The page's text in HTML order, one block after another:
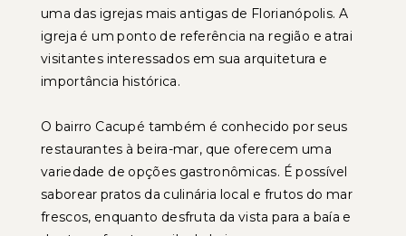
uma das igrejas mais antigas de Florianópolis. A
igreja é um ponto de referência na região e atrai
visitantes interessados em sua arquitetura e
importância histórica.
O bairro Cacupé também é conhecido por seus
restaurantes à beira-mar, que oferecem uma
variedade de opções gastronômicas. É possível
saborear pratos da culinária local e frutos do mar
frescos, enquanto desfruta da vista para a baía e